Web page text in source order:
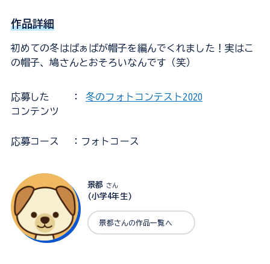
作品詳細
初めての冬はばぁばが帽子を編んでくれました！実はこ
の帽子、鳩さんとおそろいなんです（笑）
応募した
コンテンツ
：冬のフォトコンテスト2020
応募コース ：フォトコース
景都 さん
(小学4年生)
景都さんの作品一覧へ